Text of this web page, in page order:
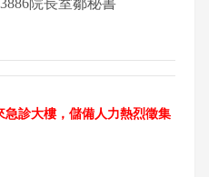
院長室鄒秘書
急診大樓，儲備人力熱烈徵集